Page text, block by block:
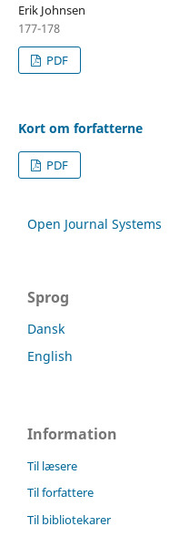
Erik Johnsen
177-178
PDF
Kort om forfatterne
PDF
Open Journal Systems
Sprog
Dansk
English
Information
Til læsere
Til forfattere
Til bibliotekarer